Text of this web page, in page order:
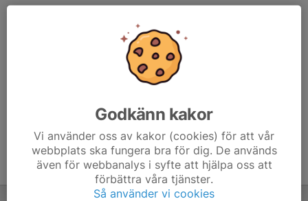
Godkänn kakor
Vi använder oss av kakor (cookies) för att vår
webbplats ska fungera bra för dig. De används
även för webbanalys i syfte att hjälpa oss att
förbättra våra tjänster.
Så använder vi cookies